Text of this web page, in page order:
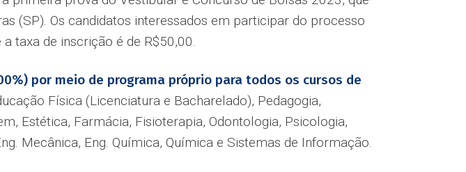
(SP). Os candidatos interessados em participar do processo
taxa de inscrição é de R$50,00.
por meio de programa próprio para todos os cursos de
Física (Licenciatura e Bacharelado), Pedagogia,
Estética, Farmácia, Fisioterapia, Odontologia, Psicologia,
Mecânica, Eng. Química, Química e Sistemas de Informação.